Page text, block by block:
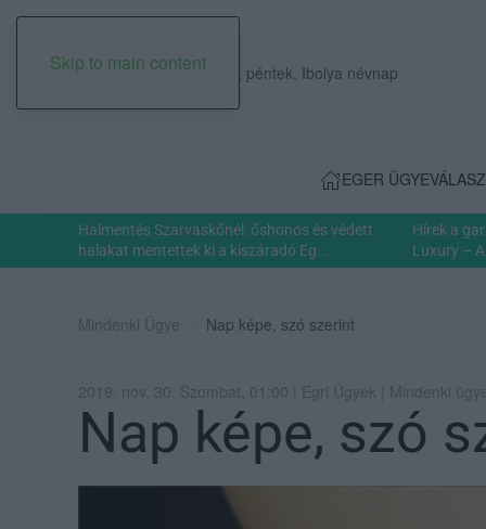
Skip to main content
2026. augusztus 07., péntek, Ibolya névnap
EGER ÜGYE
Halmentés Szarvaskőnél: őshonos és védett
halakat mentettek ki a kiszáradó Eg...
Hírek a
Luxury –
Mindenki Ügye Nap képe, szó szerint
2019. nov. 30. Szombat, 01:00 | Egri Ügyek | Mindenki
Nap képe, szó